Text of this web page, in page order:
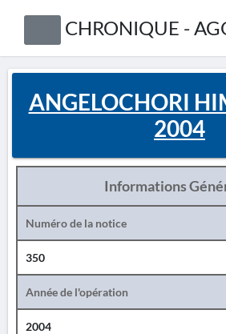
CHRONIQUE -
ANGELOCHORI
2004
Informations
Numéro de la notice
350
Année de l'opération
2004